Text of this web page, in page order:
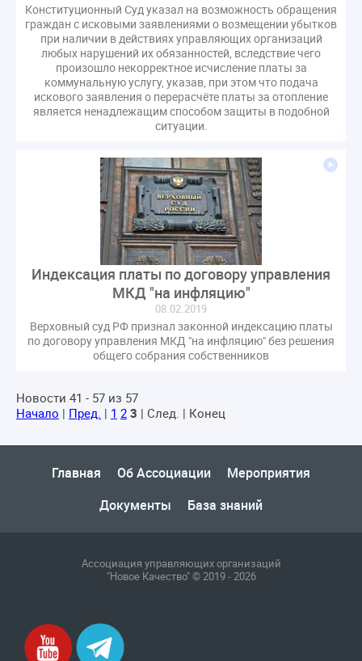
Конституционный Суд указал на возможность обращения
граждан с исковыми заявлениями о возмещении убытков
при наличии в действиях управляющих организаций
любых нарушений их обязанностей, вследствие чего
произошло некорректное исчисление платы за
коммунальную услугу, указав, при этом что подача
искового заявления о перерасчёте платы за отопление
является ненадлежащим способом защиты в подобной
ситуации.
Индексация платы по договору управления
МКД "на инфляцию"
08.02.2019
Верховный суд РФ признал законной индексацию платы
по договору управления МКД "на инфляцию" без решения
общего собрания собственников
Новости 41 - 57 из 57
Начало | Пред. | 1 2 3 | След. | Конец
Главная Об Ассоциации
Мероприятия
Документы
База знаний
Ассоциация управляющих организаций
"Новое Качество" © 2019 - 2026